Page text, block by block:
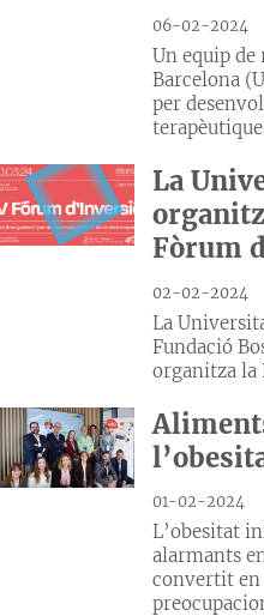
06-02-2024
Un equip de
Barcelona
per
La
Fòrum
02-02-2024
La
Fundació
organitza la
01-02-2024
L’obesitat
alarmants
convertit en